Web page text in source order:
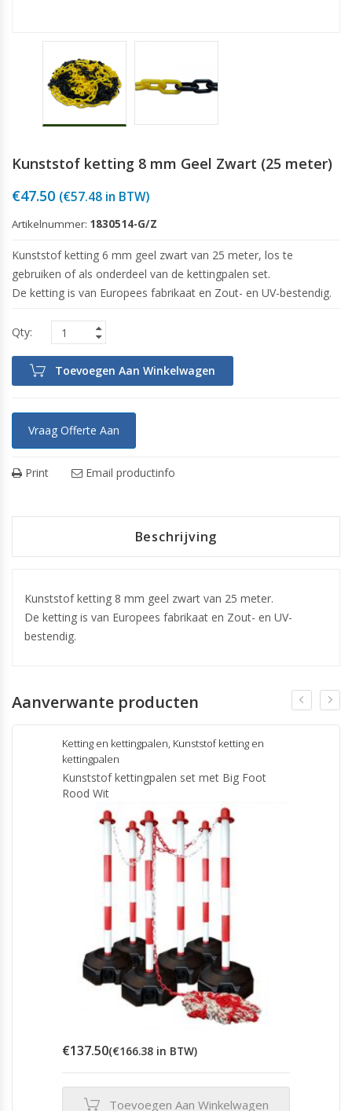
Kunststof ketting 8 mm Geel Zwart (25 meter)
€47.50 (€57.48 in BTW)
Artikelnummer: 1830514-G/Z
Kunststof ketting 6 mm geel zwart van 25 meter, los te
gebruiken of als onderdeel van de kettingpalen set.
De ketting is van Europees fabrikaat en Zout- en UV-bestendig.
Toevoegen Aan Winkelwagen
Vraag Offerte Aan
Print Email productinfo
Beschrijving
Kunststof ketting 8 mm geel zwart van 25 meter.
De ketting is van Europees fabrikaat en Zout- en UV-
bestendig.
Aanverwante producten
Ketting en kettingpalen, Kunststof ketting en
kettingpalen
Kunststof kettingpalen set met Big Foot
Rood Wit
€137.50(€166.38 in BTW)
Toevoegen Aan Winkelwagen